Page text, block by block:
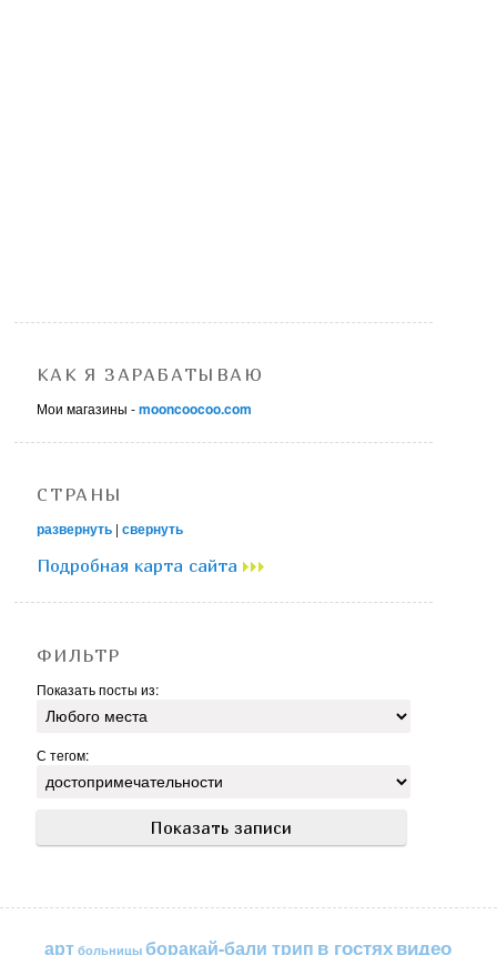
КАК Я ЗАРАБАТЫВАЮ
Мои магазины -mooncoocoo.com
СТРАНЫ
развернуть |свернуть
Подробная карта сайта
ФИЛЬТР
Показать посты из:
С тегом:
арт больницы боракай-бали трип в гостяхвидео